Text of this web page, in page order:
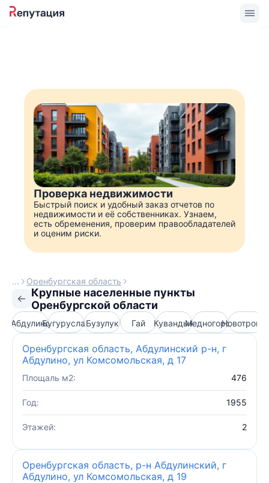
Проверка недвижимости
Быстрый поиск и удобный заказ отчетов по
недвижимости и её собственниках. Узнаем,
есть обременения, проверим правообладателей
и оценим риски.
Оренбургская область
Крупные населенные пункты
Оренбургской области
АбдулиноБугурусланБузулук Гай КувандыкМедногорск
Оренбургская область, Абдулинский р-н, г
Абдулино, ул Комсомольская, д 17
Площаль м2: 476
Год: 1955
Этажей: 2
Оренбургская область, р-н Абдулинский, г
Абдулино, ул Комсомольская, д 19